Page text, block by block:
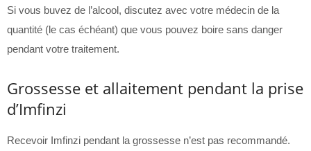
Si vous buvez de l’alcool, discutez avec votre médecin de la
quantité (le cas échéant) que vous pouvez boire sans danger
pendant votre traitement.
Grossesse et allaitement pendant la prise
d’Imfinzi
Recevoir Imfinzi pendant la grossesse n’est pas recommandé.